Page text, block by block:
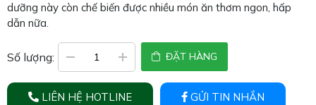
dưỡng này còn chế biến được nhiều món ăn thơm ngon, hấp
dẫn nữa.
Số lượng: ĐẶT HÀNG
LIÊN HỆ HOTLINE GỬI TIN NHẮN